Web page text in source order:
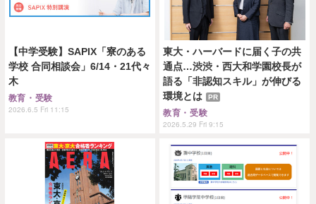
【中学受験】SAPIX「寮のある
学校 合同相談会」6/14・21代々
木
教育・受験
2026.6.5 Fri 11:15
東大・ハーバードに届く子の共
通点…渋渋・西大和学園校長が
語る「非認知スキル」が伸びる
環境とは
PR
教育・受験
2026.5.29 Fri 9:15